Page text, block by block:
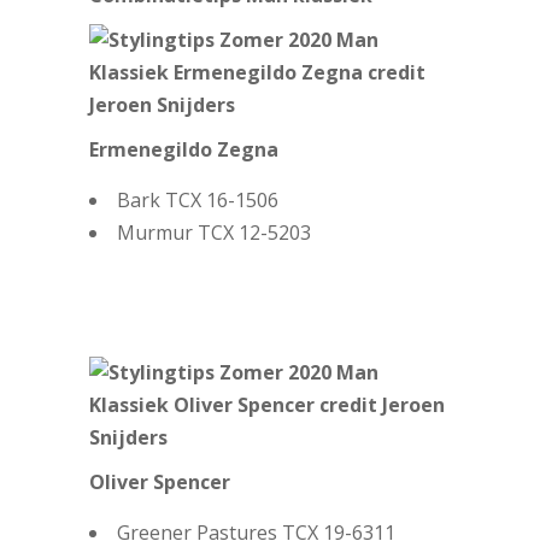
Ermenegildo Zegna
Bark TCX 16-1506
Murmur TCX 12-5203
Oliver Spencer
Greener Pastures TCX 19-6311